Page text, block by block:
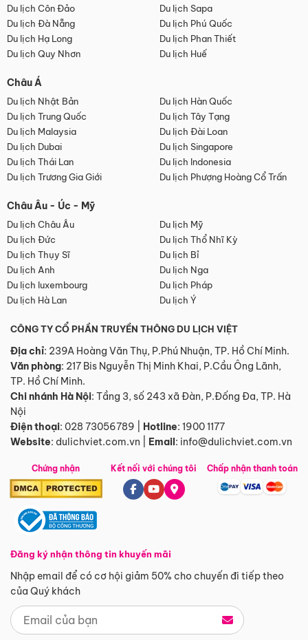
Du lịch Côn Đảo
Du lịch Sapa
Du lịch Đà Nẵng
Du lịch Phú Quốc
Du lịch Hạ Long
Du lịch Phan Thiết
Du lịch Quy Nhơn
Du lịch Huế
Châu Á
Du lịch Nhật Bản
Du lịch Hàn Quốc
Du lịch Trung Quốc
Du lịch Tây Tạng
Du lịch Malaysia
Du lịch Đài Loan
Du lịch Dubai
Du lịch Singapore
Du lịch Thái Lan
Du lịch Indonesia
Du lịch Trương Gia Giới
Du lịch Phượng Hoàng Cổ Trấn
Châu Âu - Úc - Mỹ
Du lịch Châu Âu
Du lịch Mỹ
Du lịch Đức
Du lịch Thổ Nhĩ Kỳ
Du lịch Thụy Sĩ
Du lịch Bỉ
Du lịch Anh
Du lịch Nga
Du lịch luxembourg
Du lịch Pháp
Du lịch Hà Lan
Du lịch Ý
CÔNG TY CỔ PHẦN TRUYỀN THÔNG DU LỊCH VIỆT
Địa chỉ: 239A Hoàng Văn Thụ, P.Phú Nhuận, TP. Hồ Chí Minh.
Văn phòng: 217 Bis Nguyễn Thị Minh Khai, P.Cầu Ông Lãnh,
TP. Hồ Chí Minh.
Chi nhánh Hà Nội: Tầng 3, số 243 xã Đàn, P.Đống Đa, TP. Hà
Nội
Điện thoại: 028 73056789 Hotline: 1900 1177
Website: dulichviet.com.vn Email: info@dulichviet.com.vn
Chứng nhận
Đăng ký nhận thông tin khuyến mãi
Nhập email để có cơ hội giảm 50% cho chuyến đi tiếp theo
của Quý khách
Kết nối với chúng tôi Chấp nhận thanh toán